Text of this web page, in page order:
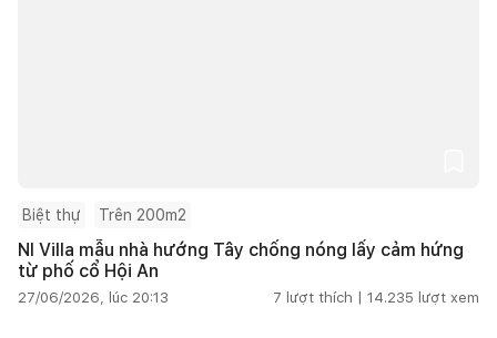
Biệt thự Trên 200m2
NI Villa mẫu nhà hướng Tây chống nóng lấy cảm hứng
từ phố cổ Hội An
27/06/2026, lúc 20:13 7 lượt thích | 14.235 lượt xem